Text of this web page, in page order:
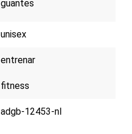
guantes
unisex
entrenar
fitness
adgb-12453-nl